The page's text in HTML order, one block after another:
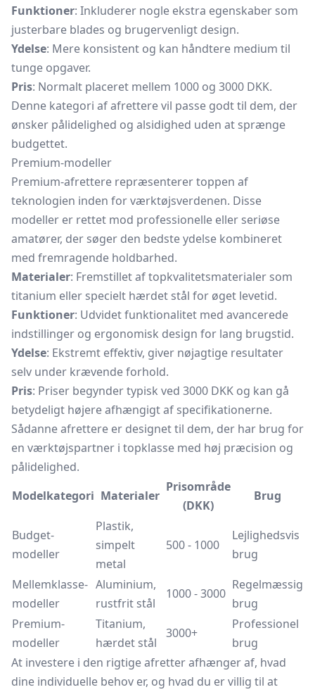
Funktioner: Inkluderer nogle ekstra egenskaber som
justerbare blades og brugervenligt design.
Ydelse: Mere konsistent og kan håndtere medium til
tunge opgaver.
Pris: Normalt placeret mellem 1000 og 3000 DKK.
Denne kategori af afrettere vil passe godt til dem, der
ønsker pålidelighed og alsidighed uden at sprænge
budgettet.
Premium-modeller
Premium-afrettere repræsenterer toppen af
teknologien inden for værktøjsverdenen. Disse
modeller er rettet mod professionelle eller seriøse
amatører, der søger den bedste ydelse kombineret
med fremragende holdbarhed.
Materialer: Fremstillet af topkvalitetsmaterialer som
titanium eller specielt hærdet stål for øget levetid.
Funktioner: Udvidet funktionalitet med avancerede
indstillinger og ergonomisk design for lang brugstid.
Ydelse: Ekstremt effektiv, giver nøjagtige resultater
selv under krævende forhold.
Pris: Priser begynder typisk ved 3000 DKK og kan gå
betydeligt højere afhængigt af specifikationerne.
Sådanne afrettere er designet til dem, der har brug for
en værktøjspartner i topklasse med høj præcision og
pålidelighed.
Modelkategori Materialer
Prisområde
(DKK)
Brug
Budget-
modeller
Plastik,
simpelt
metal
500 - 1000
Lejlighedsvis
brug
Mellemklasse-
modeller
Aluminium,
rustfrit stål
1000 - 3000
Regelmæssig
brug
Premium-
modeller
Titanium,
hærdet stål
3000+
Professionel
brug
At investere i den rigtige afretter afhænger af, hvad
dine individuelle behov er, og hvad du er villig til at